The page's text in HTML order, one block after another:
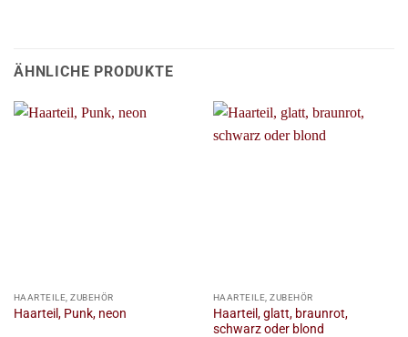
ÄHNLICHE PRODUKTE
HAARTEILE, ZUBEHÖR
Haarteil, Punk, neon
HAARTEILE, ZUBEHÖR
Haarteil, glatt, braunrot,
schwarz oder blond